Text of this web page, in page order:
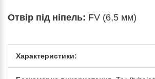
Отвір під ніпель: FV (6,5 мм)
Характеристики: